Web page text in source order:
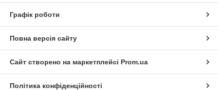
зателефонувати нам.
Власний салон
продукції, розташований в місті
Графік роботи
Повна версія сайту
Сайт створено на маркетплейсі Prom.ua
Політика конфіденційності